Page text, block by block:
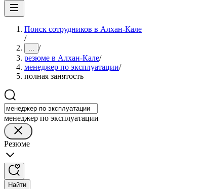
Поиск сотрудников в Алхан-Кале
/
... /
резюме в Алхан-Кале/
менеджер по эксплуатации/
полная занятость
менеджер по эксплуатации
Резюме
Найти